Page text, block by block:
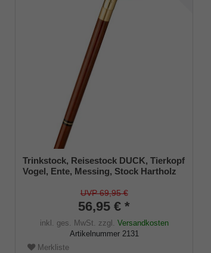
Trinkstock, Reisestock DUCK, Tierkopf
Vogel, Ente, Messing, Stock Hartholz
Geheimfach, Damen, Herren,
UVP 69,95 €
56,95 € *
inkl. ges. MwSt. zzgl. Versandkosten
Artikelnummer 2131
Merkliste